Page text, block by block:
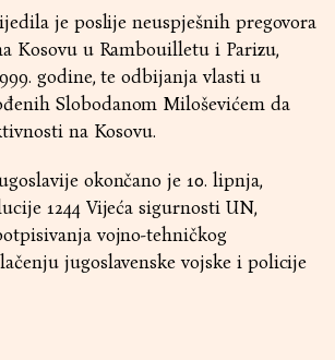
je poslije neuspješnih pregovora
Kosovu u Rambouilletu i Parizu,
godine, te odbijanja vlasti u
Slobodanom Miloševićem da
na Kosovu.
okončano je 10. lipnja,
1244 Vijeća sigurnosti UN,
vojno-tehničkog
jugoslavenske vojske i policije